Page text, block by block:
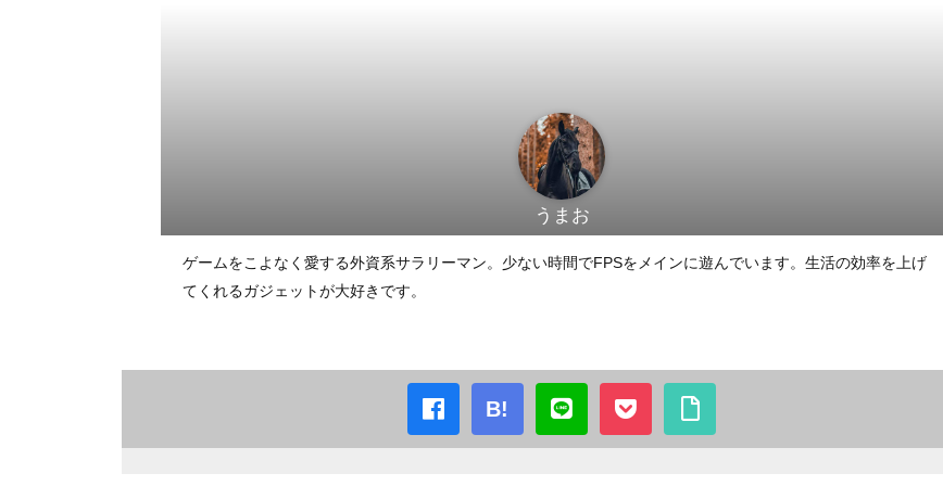
うまお
ゲームをこよなく愛する外資系サラリーマン。少ない時間でFPSをメインに遊んでいます。生活の効率を上げ
てくれるガジェットが大好きです。
B!